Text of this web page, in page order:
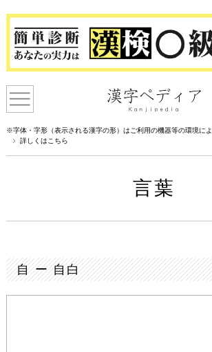
※字体・字形（表示される漢字の形）はご利用の機器等の環境によ
詳しくはこちら
言葉
自 ー 自白